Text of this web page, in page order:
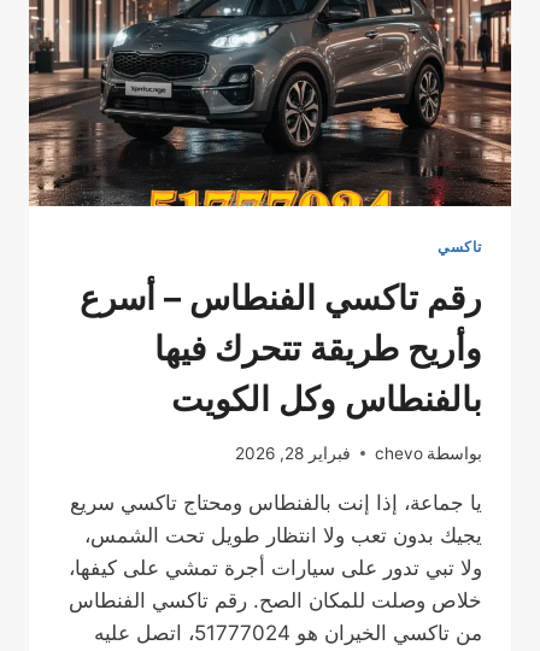
تاكسي
رقم تاكسي الفنطاس – أسرع
وأريح طريقة تتحرك فيها
بالفنطاس وكل الكويت
بواسطة chevo فبراير 28, 2026
يا جماعة، إذا إنت بالفنطاس ومحتاج تاكسي سريع
يجيك بدون تعب ولا انتظار طويل تحت الشمس،
ولا تبي تدور على سيارات أجرة تمشي على كيفها،
خلاص وصلت للمكان الصح. رقم تاكسي الفنطاس
من تاكسي الخيران هو 51777024، اتصل عليه